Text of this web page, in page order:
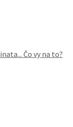
Čo vy na to?